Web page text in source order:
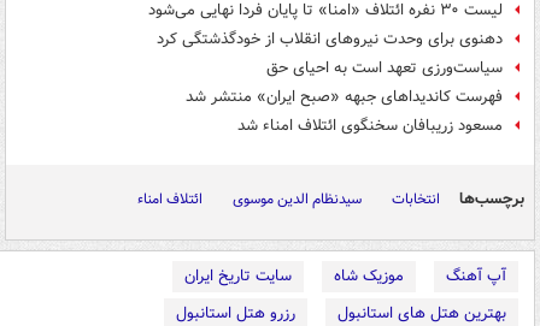
لیست ۳۰ نفره ائتلاف «امنا» تا پایان فردا نهایی می‌شود
دهنوی برای وحدت نیروهای انقلاب از خودگذشتگی کرد
سیاست‌ورزی تعهد است به احیای حق
فهرست کاندیداهای جبهه «صبح ایران» منتشر شد
مسعود زریبافان سخنگوی ائتلاف امناء شد
برچسب‌ها انتخابات سیدنظام الدین موسوی ائتلاف امناء
آپ آهنگ موزیک شاه
سایت تاریخ ایران
بهترین هتل های استانبول
رزرو هتل استانبول